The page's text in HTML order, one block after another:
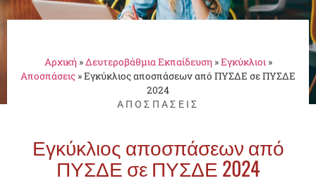
Αρχική »Δευτεροβάθμια Εκπαίδευση »Εγκύκλιοι»
Αποσπάσεις »Εγκύκλιος αποσπάσεων από ΠΥΣΔΕ σε ΠΥΣΔΕ
2024
ΑΠΟΣΠΆΣΕΙΣ
Εγκύκλιος αποσπάσεων από
ΠΥΣΔΕ σε ΠΥΣΔΕ 2024